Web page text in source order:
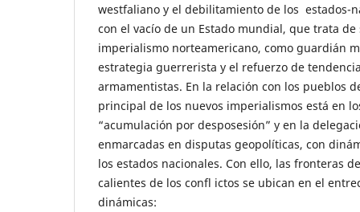
westfaliano y el debilitamiento de los estados-
con el vacío de un Estado mundial, que trata
imperialismo norteamericano, como guardián
estrategia guerrerista y el refuerzo de
armamentistas. En la relación con los pueblos
principal de los nuevos imperialismos está en
“acumulación por desposesión” y en la
enmarcadas en disputas geopolíticas, con
los estados nacionales. Con ello, las fronteras
calientes de los confl ictos se ubican en el
dinámicas: